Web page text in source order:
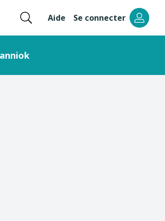
Ouvrir
Menu
right
Aide Se connecter